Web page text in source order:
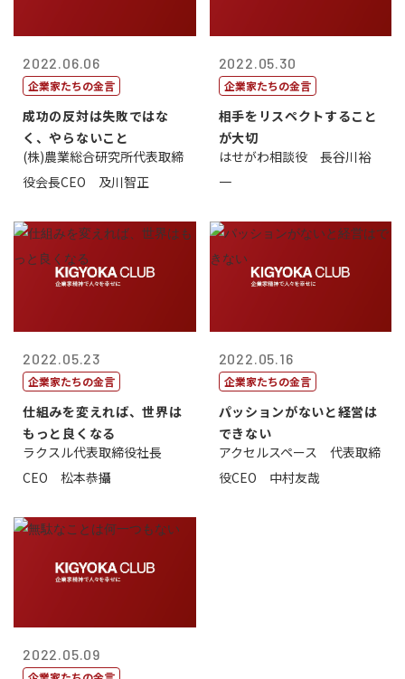
2022.06.06
企業家たちの金言
成功の反対は失敗ではな
く、やらないこと
(株)農業総合研究所代表取締
役会長CEO 及川智正
2022.05.30
企業家たちの金言
相手をリスペクトすること
が大切
はせがわ相談役 長谷川裕
一
2022.05.23
企業家たちの金言
仕組みを変えれば、世界は
もっと良くなる
ラクスル代表取締役社長
CEO 松本恭攝
2022.05.16
企業家たちの金言
パッションがないと経営は
できない
アクセルスペース 代表取締
役CEO 中村友哉
2022.05.09